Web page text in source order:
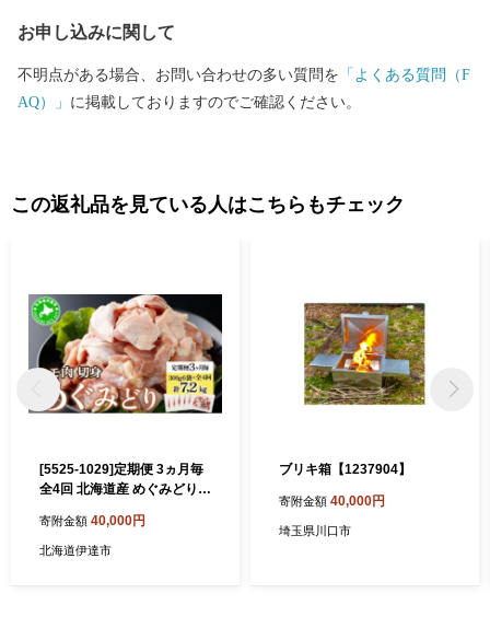
お申し込みに関して
不明点がある場合、お問い合わせの多い質問を 「よくある質問（F
AQ）」 に掲載しておりますのでご確認ください。
この返礼品を見ている人はこちらもチェック
[5525-1029]定期便 3ヵ月毎
全4回 北海道産 めぐみどり
鶏もも 鶏モモ もも 鶏肉 チキ
ン 銘柄鶏 肉 冷凍 小分け 便
寄附金額 40,000円
北海道伊達市
ブリキ箱【1237904】
寄附金額 40,000円
埼玉県川口市